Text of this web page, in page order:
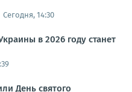
Сегодня, 14:30
в 2026 году станет
День святого